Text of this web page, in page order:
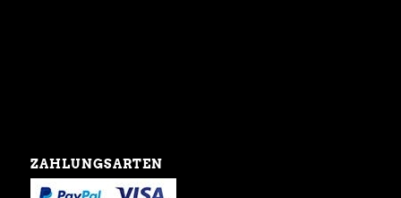
ZAHLUNGSARTEN